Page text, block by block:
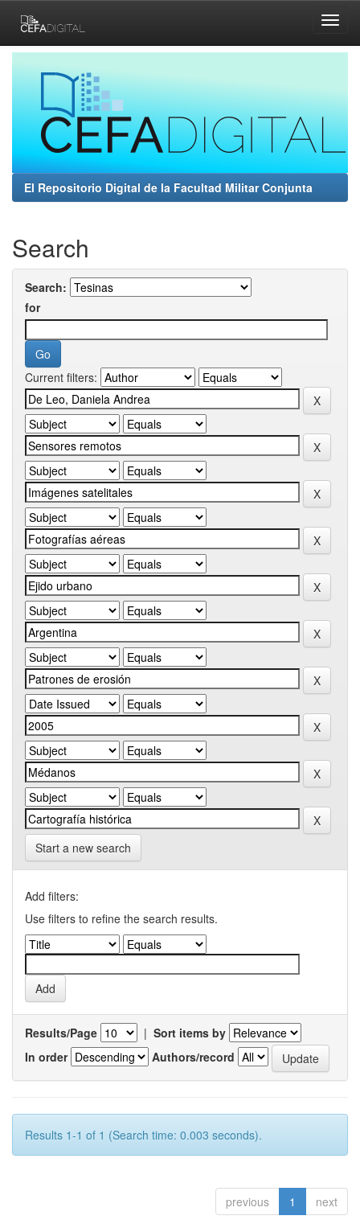
navigation
El Repositorio Digital de la Facultad Militar Conjunta
Search
Search:
for
Current filters:
Start a new search
Add filters:
Use filters to refine the search results.
Results/Page | Sort items by
In order
Authors/record
Results 1-1 of 1 (Search time: 0.003 seconds).
previous 1 next